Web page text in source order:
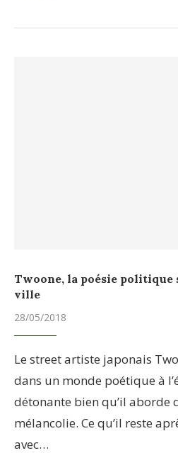
Twoone, la poésie politique
ville
28/05/2018
Le street artiste japonais
dans un monde poétique à
détonante bien qu’il aborde
mélancolie. Ce qu’il reste
avec…